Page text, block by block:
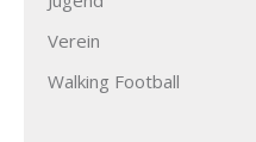
Verein
Walking Football